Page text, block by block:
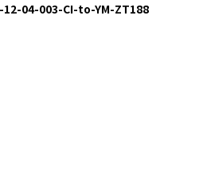
12-04-003-CI-to-YM-ZT188